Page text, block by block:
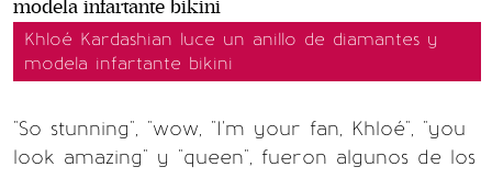
Khloé Kardashian luce un anillo de diamantes y
modela infartante bikini
"So stunning", "wow, "I'm your fan, Khloé", "you
look amazing" y "queen", fueron algunos de los